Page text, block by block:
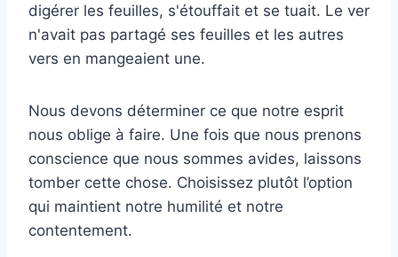
digérer les feuilles, s'étouffait et se tuait. Le ver
n'avait pas partagé ses feuilles et les autres
vers en mangeaient une.
Nous devons déterminer ce que notre esprit
nous oblige à faire. Une fois que nous prenons
conscience que nous sommes avides, laissons
tomber cette chose. Choisissez plutôt l’option
qui maintient notre humilité et notre
contentement.